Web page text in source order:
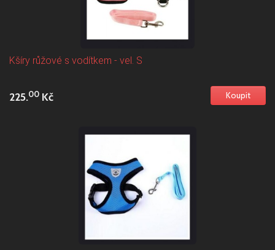
Kšíry růžové s vodítkem - vel. S
225.00 Kč